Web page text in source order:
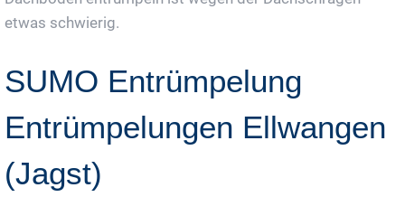
etwas schwierig.
SUMO Entrümpelung
Entrümpelungen Ellwangen
(Jagst)